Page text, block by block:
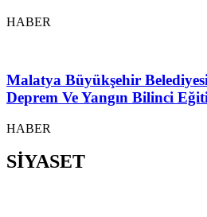
HABER
Malatya Büyükşehir
Deprem Ve Yangın Bilinci
HABER
SİYASET